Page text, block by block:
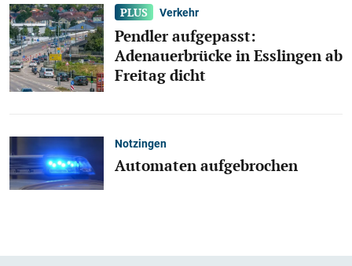
Verkehr
Pendler aufgepasst:
Adenauerbrücke in Esslingen ab
Freitag dicht
Notzingen
Automaten aufgebrochen